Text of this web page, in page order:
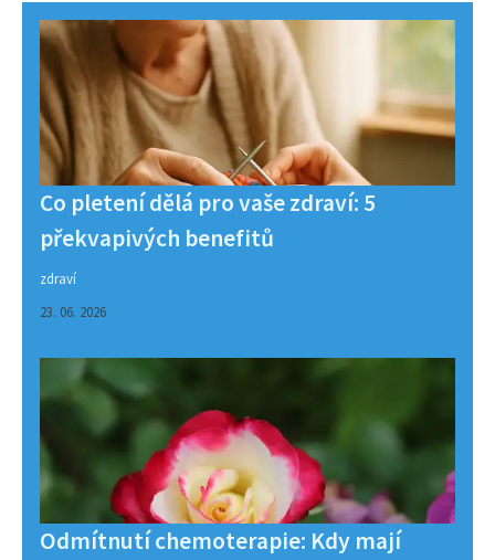
Co pletení dělá pro vaše zdraví: 5
překvapivých benefitů
zdraví
23. 06. 2026
Odmítnutí chemoterapie: Kdy mají